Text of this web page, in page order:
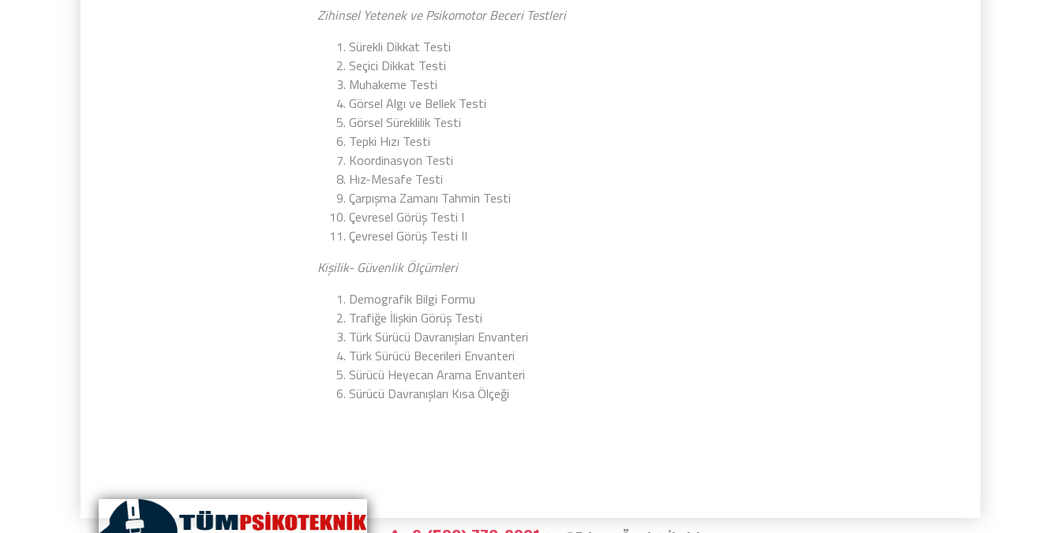
Zihinsel Yetenek ve Psikomotor Beceri Testleri
Sürekli Dikkat Testi
Seçici Dikkat Testi
Muhakeme Testi
Görsel Algı ve Bellek Testi
Görsel Süreklilik Testi
Tepki Hızı Testi
Koordinasyon Testi
Hız-Mesafe Testi
Çarpışma Zamanı Tahmin Testi
Çevresel Görüş Testi I
Çevresel Görüş Testi II
Kişilik- Güvenlik Ölçümleri
Demografik Bilgi Formu
Trafiğe İlişkin Görüş Testi
Türk Sürücü Davranışları Envanteri
Türk Sürücü Becerileri Envanteri
Sürücü Heyecan Arama Envanteri
Sürücü Davranışları Kısa Ölçeği